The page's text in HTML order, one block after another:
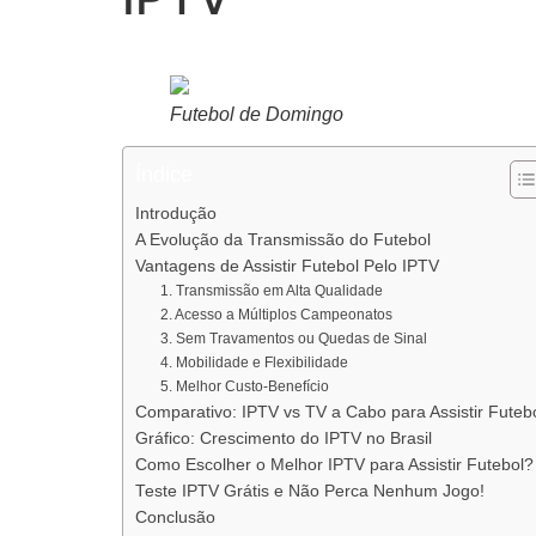
Futebol de Domingo
Introdução
A Evolução da Transmissão do Futebol
Vantagens de Assistir Futebol Pelo IPTV
1. Transmissão em Alta Qualidade
2. Acesso a Múltiplos Campeonatos
3. Sem Travamentos ou Quedas de Sinal
4. Mobilidade e Flexibilidade
5. Melhor Custo-Benefício
Comparativo: IPTV vs TV a Cabo para Assistir
Gráfico: Crescimento do IPTV no Brasil
Como Escolher o Melhor IPTV para Assistir Futebol?
Teste IPTV Grátis e Não Perca Nenhum Jogo!
Conclusão